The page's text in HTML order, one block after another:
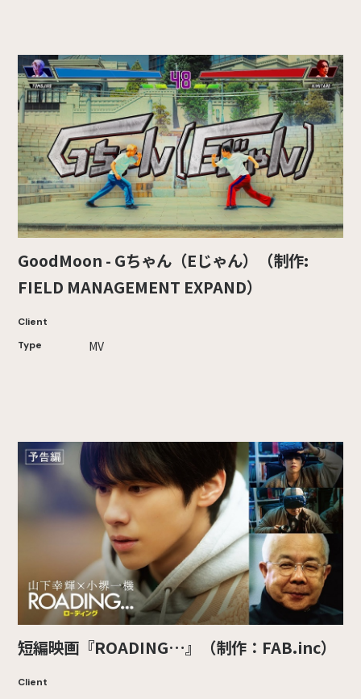
GoodMoon - Gちゃん（Eじゃん）（制作:
FIELD MANAGEMENT EXPAND）
Client
Type
MV
短編映画『ROADING…』（制作：FAB.inc）
Client